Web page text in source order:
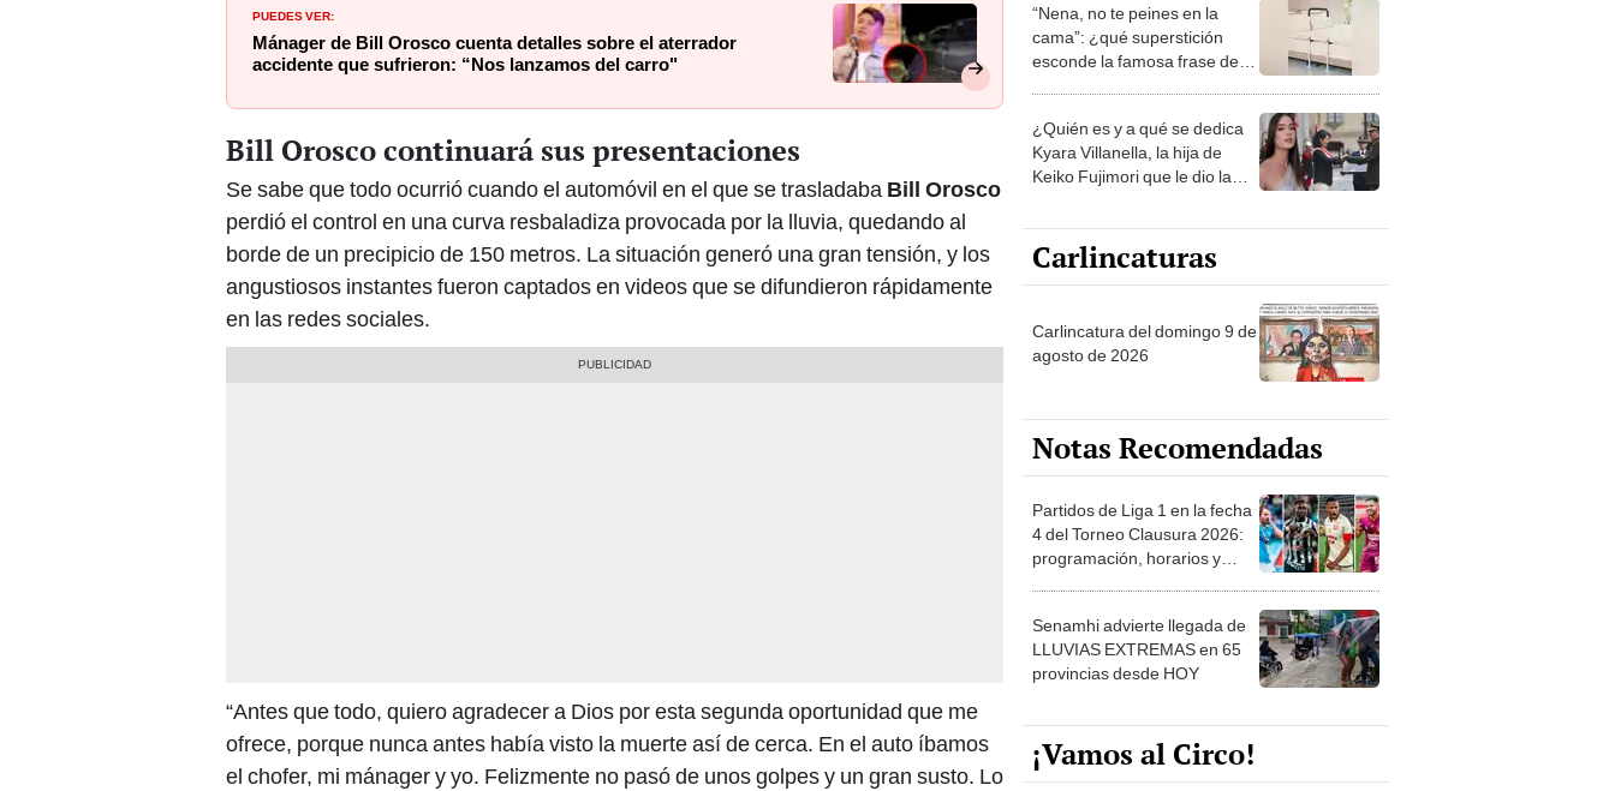
PUEDES VER:
Mánager de Bill Orosco cuenta detalles sobre el aterrador
accidente que sufrieron: “Nos lanzamos del carro"
Bill Orosco continuará sus presentaciones
Se sabe que todo ocurrió cuando el automóvil en el que se trasladaba Bill Orosco
perdió el control en una curva resbaladiza provocada por la lluvia, quedando al
borde de un precipicio de 150 metros. La situación generó una gran tensión, y los
angustiosos instantes fueron captados en videos que se difundieron rápidamente
en las redes sociales.
“Antes que todo, quiero agradecer a Dios por esta segunda oportunidad que me
ofrece, porque nunca antes había visto la muerte así de cerca. En el auto íbamos
el chofer, mi mánager y yo. Felizmente no pasó de unos golpes y un gran susto. Lo
“Nena, no te peines en la
cama”: ¿qué superstición
esconde la famosa frase de
¿Quién es y a qué se dedica
Kyara Villanella, la hija de
Keiko Fujimori que le dio la
Carlincaturas
Carlincatura del domingo 9 de
agosto de 2026
Notas Recomendadas
Partidos de Liga 1 en la fecha
4 del Torneo Clausura 2026:
programación, horarios y
Senamhi advierte llegada de
LLUVIAS EXTREMAS en 65
provincias desde HOY
¡Vamos al Circo!